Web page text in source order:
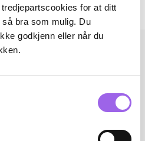
for at ditt
bra som mulig. Du
godkjenn eller når du